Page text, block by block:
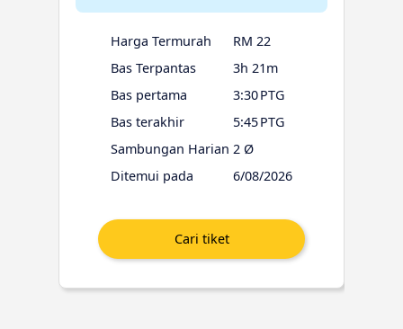
Harga Termurah
RM 22
Bas Terpantas
3h 21m
Bas pertama
3:30 PTG
Bas terakhir
5:45 PTG
Sambungan Harian 2 Ø
Ditemui pada
6/08/2026